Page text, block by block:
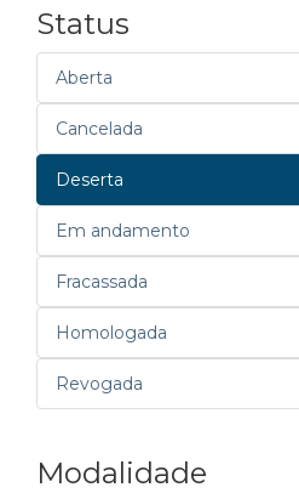
Status
Aberta
Cancelada
Deserta
Em andamento
Fracassada
Homologada
Revogada
Modalidade